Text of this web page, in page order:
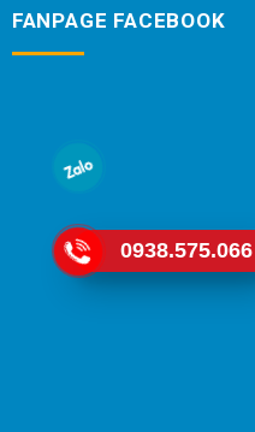
FANPAGE FACEBOOK
0938.575.066